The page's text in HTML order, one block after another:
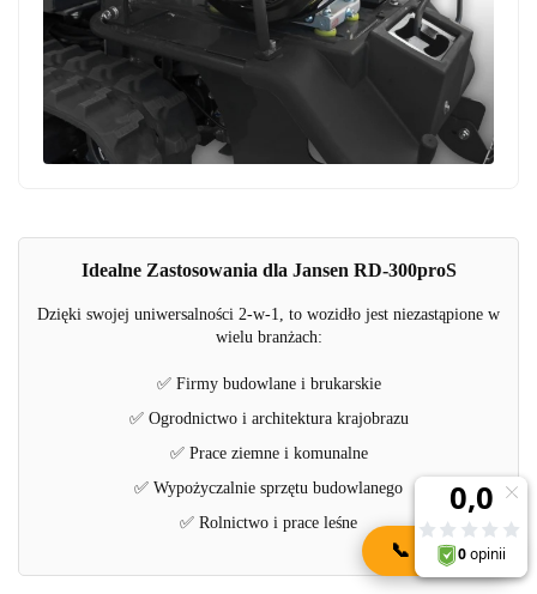
📞 KONTAKT
Idealne Zastosowania dla Jansen RD-300proS
Dzięki swojej uniwersalności 2-w-1, to wozidło jest niezastąpione w
wielu branżach:
✅ Firmy budowlane i brukarskie
✅ Ogrodnictwo i architektura krajobrazu
✅ Prace ziemne i komunalne
✅ Wypożyczalnie sprzętu budowlanego
✅ Rolnictwo i prace leśne